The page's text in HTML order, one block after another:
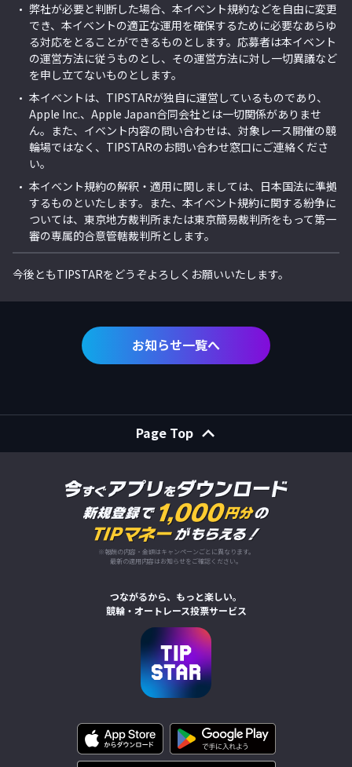
弊社が必要と判断した場合、本イベント規約などを自由に変更
でき、本イベントの適正な運用を確保するために必要なあらゆ
る対応をとることができるものとします。応募者は本イベント
の運営方法に従うものとし、その運営方法に対し一切異議など
を申し立てないものとします。
本イベント は、TIPSTARが独自に運営しているものであり、
Apple Inc.、 Apple Japan合同会社とは一切関係がありませ
ん。また、イベント内容の問い合わせは、対象レース開催の競
輪場ではなく、TIPSTARのお問い合わせ窓口にご連絡くださ
い。
本イベント規約の解釈・適用に関しましては、日本国法に準拠
するものといたします。また、本イベント規約に関する紛争に
ついては、東京地方裁判所または東京簡易裁判所をもって第一
審の専属的合意管轄裁判所とします。
今後ともTIPSTARをどうぞよろしくお願いいたします。
お知らせ一覧へ
Page Top
※報酬の内容・金額はキャンペーンごとに異なります。
最新の適用内容はお知らせをご確認ください。
つながるから、もっと楽しい。
競輪・オートレース投票サービス